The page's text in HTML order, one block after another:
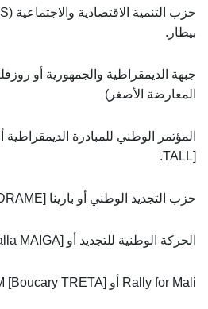
بيطار.
جبهة الديمقراطية والجمهورية أو
المعارضة الأصغر)
TALL].
حزب التجديد الوطني أو بارينا [Tiebile DRAME].
الحركة الوطنية للتجديد أو MPR [Choguel Kokalla MAIGA].
Rally for Mali أو RPM [Boucary TRETA].